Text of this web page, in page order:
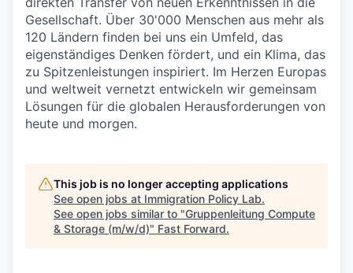
Gesellschaft. Über 30'000 Menschen aus mehr als
120 Ländern finden bei uns ein Umfeld, das
eigenständiges Denken fördert, und ein Klima, das
zu Spitzenleistungen inspiriert. Im Herzen Europas
und weltweit vernetzt entwickeln wir gemeinsam
Lösungen für die globalen Herausforderungen von
heute und morgen.
This job is no longer accepting applications
See open jobs at Immigration Policy Lab.
See open jobs similar to "Gruppenleitung Compute
& Storage (m/w/d)" Fast Forward.